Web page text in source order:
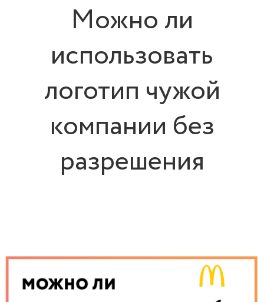
Можно ли
использовать
логотип чужой
компании без
разрешения